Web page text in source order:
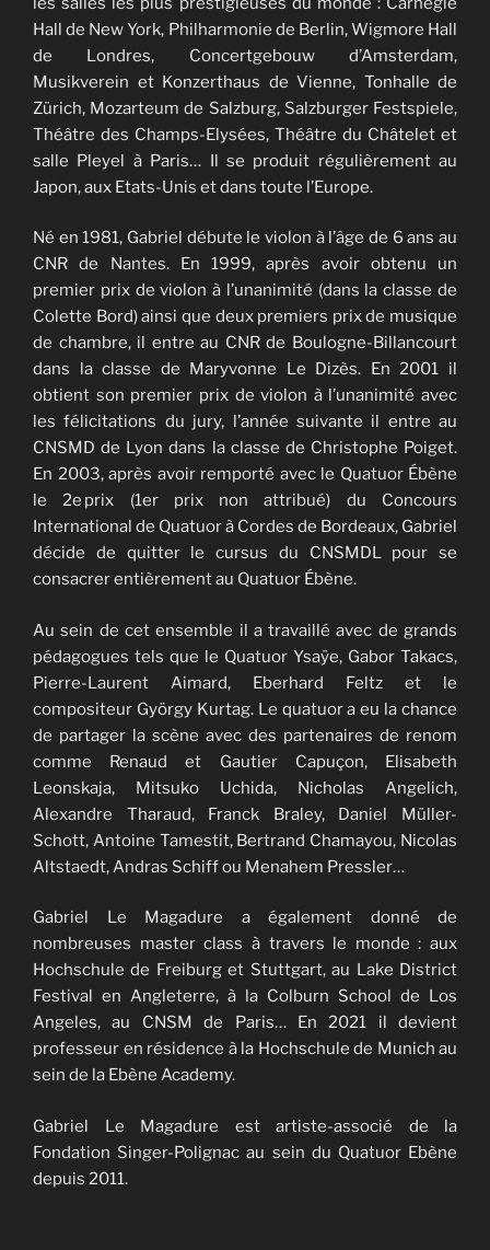
Hall de New York, Philharmonie de Berlin, Wigmore Hall
de Londres, Concertgebouw d’Amsterdam,
Musikverein et Konzerthaus de Vienne, Tonhalle de
Zürich, Mozarteum de Salzburg, Salzburger Festspiele,
Théâtre des Champs-Elysées, Théâtre du Châtelet et
salle Pleyel à Paris… Il se produit régulièrement au
Japon, aux Etats-Unis et dans toute l’Europe.
Né en 1981, Gabriel débute le violon à l’âge de 6 ans au
CNR de Nantes. En 1999, après avoir obtenu un
premier prix de violon à l’unanimité (dans la classe de
Colette Bord) ainsi que deux premiers prix de musique
de chambre, il entre au CNR de Boulogne-Billancourt
dans la classe de Maryvonne Le Dizès. En 2001 il
obtient son premier prix de violon à l’unanimité avec
les félicitations du jury, l’année suivante il entre au
CNSMD de Lyon dans la classe de Christophe Poiget.
En 2003, après avoir remporté avec le Quatuor Ébène
le 2e prix (1er prix non attribué) du Concours
International de Quatuor à Cordes de Bordeaux, Gabriel
décide de quitter le cursus du CNSMDL pour se
consacrer entièrement au Quatuor Ébène.
Au sein de cet ensemble il a travaillé avec de grands
pédagogues tels que le Quatuor Ysaÿe, Gabor Takacs,
Pierre-Laurent Aimard, Eberhard Feltz et le
compositeur György Kurtag. Le quatuor a eu la chance
de partager la scène avec des partenaires de renom
comme Renaud et Gautier Capuçon, Elisabeth
Leonskaja, Mitsuko Uchida, Nicholas Angelich,
Alexandre Tharaud, Franck Braley, Daniel Müller-
Schott, Antoine Tamestit, Bertrand Chamayou, Nicolas
Altstaedt, Andras Schiff ou Menahem Pressler…
Gabriel Le Magadure a également donné de
nombreuses master class à travers le monde : aux
Hochschule de Freiburg et Stuttgart, au Lake District
Festival en Angleterre, à la Colburn School de Los
Angeles, au CNSM de Paris… En 2021 il devient
professeur en résidence à la Hochschule de Munich au
sein de la Ebène Academy.
Gabriel Le Magadure est artiste-associé de la
Fondation Singer-Polignac au sein du Quatuor Ebène
depuis 2011.